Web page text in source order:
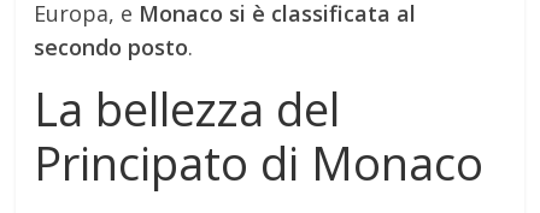
Europa, e Monaco si è classificata al
secondo posto.
La bellezza del
Principato di Monaco